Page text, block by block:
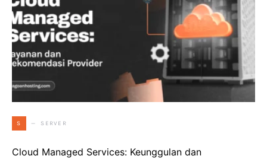
S SERVER
Cloud Managed Services: Keunggulan dan